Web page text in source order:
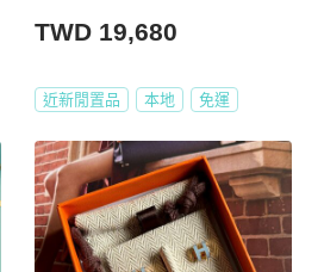
TWD 19,680
近新閒置品 本地 免運